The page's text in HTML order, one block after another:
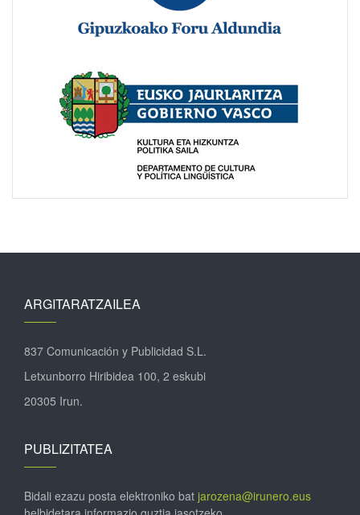
ARGITARATZAILEA
837 Comunicación y Publicidad S.L.
Letxunborro Hiribidea 100, 2 eskubi
20305 Irun.
PUBLIZITATEA
Bidali ezazu posta elektroniko bat jarozena@irunero.eus